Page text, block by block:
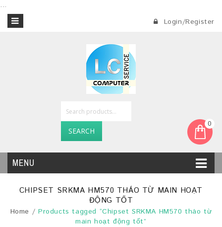
...
Login/Register
0
MENU
SEARCH
CHIPSET SRKMA HM570 THÁO TỪ MAIN HOẠT
ĐỘNG TỐT
Home / Products tagged “Chipset SRKMA HM570 tháo từ
main hoạt động tốt”